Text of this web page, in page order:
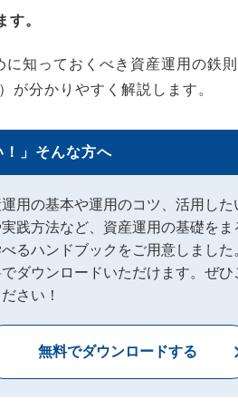
。
知っておくべき資産運用の鉄則
が分かりやすく解説します。
！」そんな方へ
用の基本や運用のコツ、活用した
実践方法など、資産運用の基礎をま
るハンドブックをご用意しました
ダウンロードいただけます。ぜひ
さい！
無料でダウンロードする